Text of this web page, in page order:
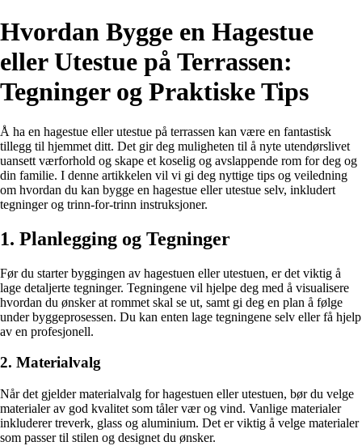
Hvordan Bygge en Hagestue
eller Utestue på Terrassen:
Tegninger og Praktiske Tips
Å ha en hagestue eller utestue på terrassen kan være en fantastisk
tillegg til hjemmet ditt. Det gir deg muligheten til å nyte utendørslivet
uansett værforhold og skape et koselig og avslappende rom for deg og
din familie. I denne artikkelen vil vi gi deg nyttige tips og veiledning
om hvordan du kan bygge en hagestue eller utestue selv, inkludert
tegninger og trinn-for-trinn instruksjoner.
1. Planlegging og Tegninger
Før du starter byggingen av hagestuen eller utestuen, er det viktig å
lage detaljerte tegninger. Tegningene vil hjelpe deg med å visualisere
hvordan du ønsker at rommet skal se ut, samt gi deg en plan å følge
under byggeprosessen. Du kan enten lage tegningene selv eller få hjelp
av en profesjonell.
2. Materialvalg
Når det gjelder materialvalg for hagestuen eller utestuen, bør du velge
materialer av god kvalitet som tåler vær og vind. Vanlige materialer
inkluderer treverk, glass og aluminium. Det er viktig å velge materialer
som passer til stilen og designet du ønsker.